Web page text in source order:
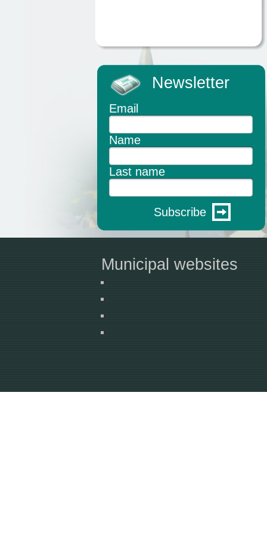
Newsletter
Email
Name
Last name
Subscribe
Municipal websites